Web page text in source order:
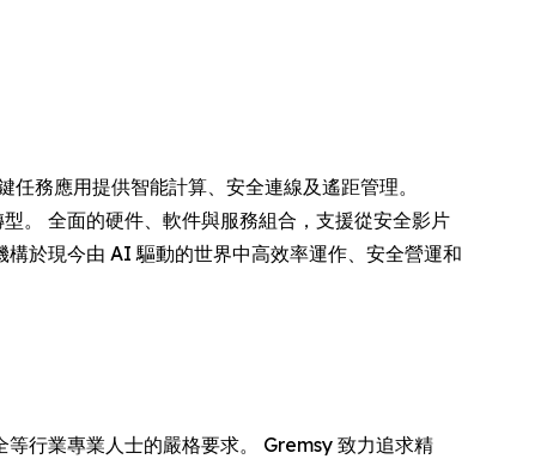
務應用提供智能計算、安全連線及遙距管理。
。 全面的硬件、軟件與服務組合，支援從安全影片
於現今由 AI 驅動的世界中高效率運作、安全營運和
行業專業人士的嚴格要求。 Gremsy 致力追求精